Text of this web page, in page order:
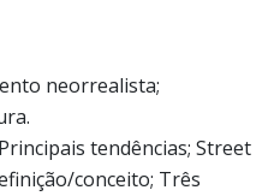
neorrealista;
tendências; Street
conceito; Três